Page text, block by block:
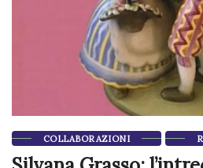
COLLABORAZIONI